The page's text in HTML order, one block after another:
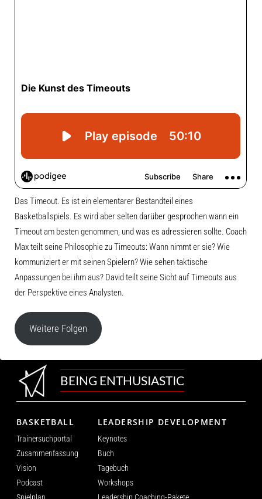
Das Timeout. Es ist ein elementarer Bestandteil eines
Basketballspiels. Es wird aber selten darüber gesprochen wann ein
Timeout am besten genommen, und was es adressieren sollte. Coach
Max teilt seine Philosophie zu Timeouts: Wann nimmt er sie? Wie
kommuniziert er mit seinen Spielern? Wie sehen taktische
Anpassungen bei ihm aus? David teilt seine Sicht auf Timeouts aus
der Perspektive eines Analysten.
Weitere Folgen
BEING ENTHUSIASTIC
BASKETBALL
Trainersuchportal
Zusammenfassung
Vision
Podcast
LEADERSHIP DEVELOPMENT
Keynotes
Buch
Tagebuch
Workshops